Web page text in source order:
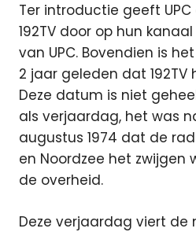
Ter introductie geeft UPC
192TV door op hun
van UPC. Bovendien is
2 jaar geleden dat
Deze datum is niet
als verjaardag, het was
augustus 1974 dat de
en Noordzee het zwijgen
de overheid.
Deze verjaardag viert de